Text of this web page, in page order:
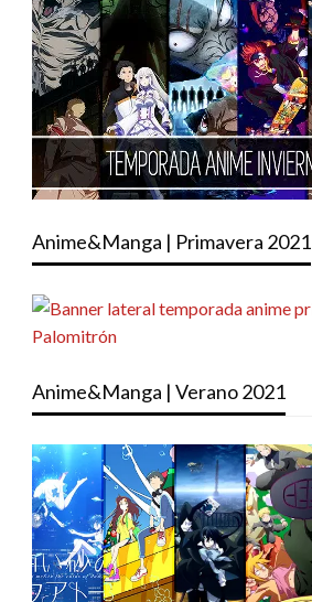
Anime&Manga | Primavera 2021
Anime&Manga | Verano 2021